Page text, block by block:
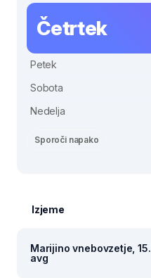
Četrtek
Petek
Sobota
Nedelja
Sporoči napako
Izjeme
Marijino vnebovzetje, 15.
avg